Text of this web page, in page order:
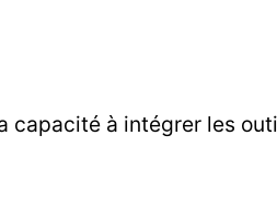
capacité à intégrer les